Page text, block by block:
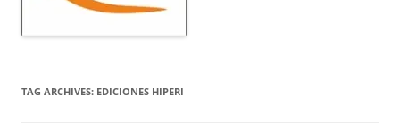
TAG ARCHIVES: EDICIONES HIPERI